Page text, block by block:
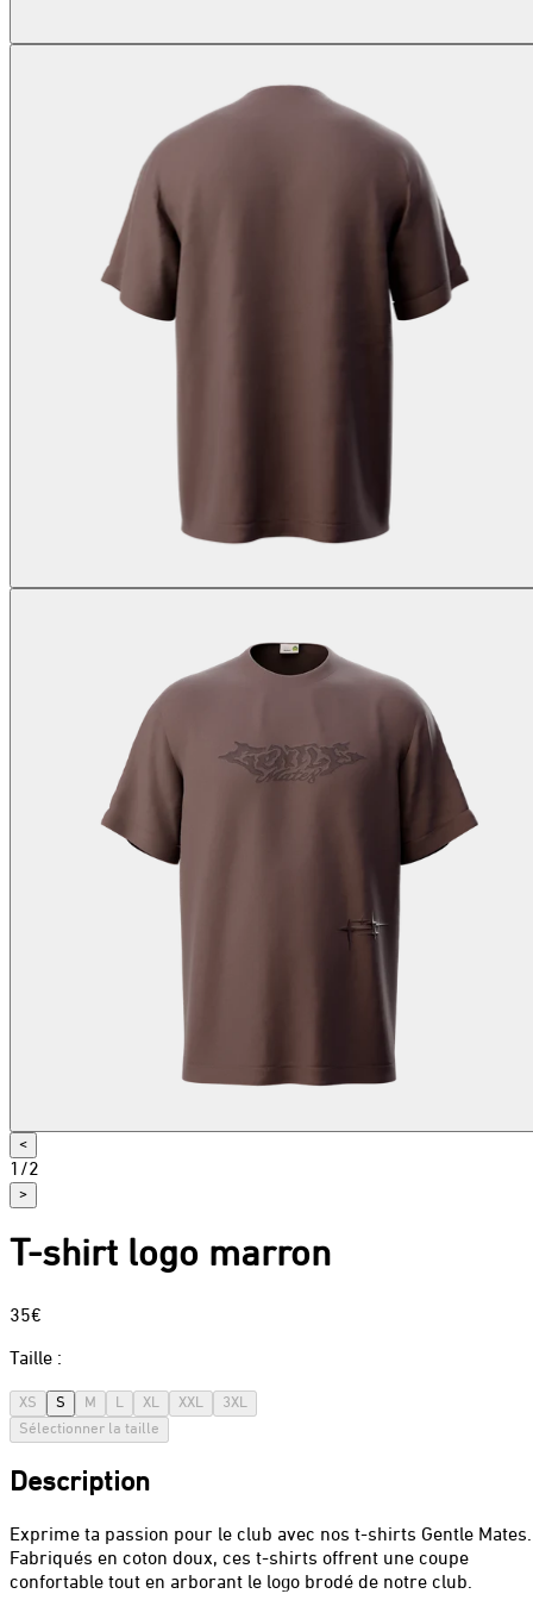
<
1 /2
>
T-shirt logo marron
35€
Taille :
XS S M L XL XXL
3XL
Sélectionner la taille
Description
Exprime ta passion pour le club avec nos t-shirts Gentle Mates.
Fabriqués en coton doux, ces t-shirts offrent une coupe
confortable tout en arborant le logo brodé de notre club.